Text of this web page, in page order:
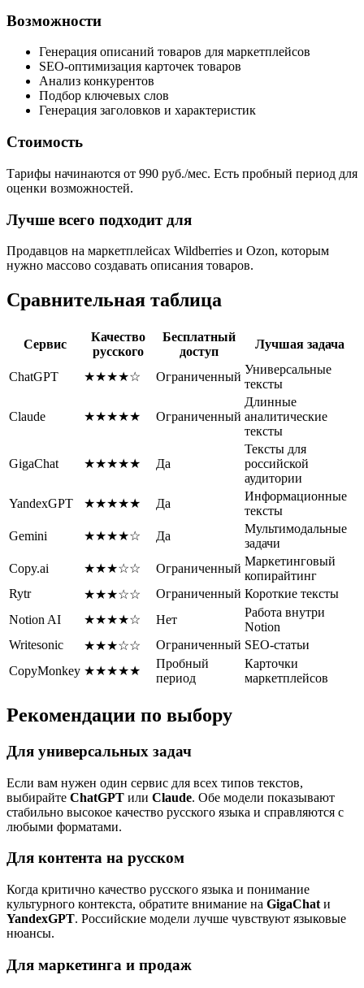
Возможности
Генерация описаний товаров для маркетплейсов
SEO-оптимизация карточек товаров
Анализ конкурентов
Подбор ключевых слов
Генерация заголовков и характеристик
Стоимость
Тарифы начинаются от 990 руб./мес. Есть пробный период для
оценки возможностей.
Лучше всего подходит для
Продавцов на маркетплейсах Wildberries и Ozon, которым
нужно массово создавать описания товаров.
Сравнительная таблица
Сервис
Качество
русского
Бесплатный
доступ
Лучшая задача
ChatGPT ★★★★☆ Ограниченный
Универсальные
тексты
Claude ★★★★★ Ограниченный
Длинные
аналитические
тексты
GigaChat ★★★★★ Да
Тексты для
российской
аудитории
YandexGPT
★★★★★ Да
Информационные
тексты
Gemini
★★★★☆ Да
Мультимодальные
задачи
Copy.ai
★★★☆☆ Ограниченный
Маркетинговый
копирайтинг
Rytr
★★★☆☆ Ограниченный Короткие тексты
Notion AI
★★★★☆ Нет
Работа внутри
Notion
Writesonic
★★★☆☆ Ограниченный SEO-статьи
CopyMonkey ★★★★★
Пробный
период
Карточки
маркетплейсов
Рекомендации по выбору
Для универсальных задач
Если вам нужен один сервис для всех типов текстов,
выбирайте ChatGPT или Claude. Обе модели показывают
стабильно высокое качество русского языка и справляются с
любыми форматами.
Для контента на русском
Когда критично качество русского языка и понимание
культурного контекста, обратите внимание на GigaChat и
YandexGPT. Российские модели лучше чувствуют языковые
нюансы.
Для маркетинга и продаж